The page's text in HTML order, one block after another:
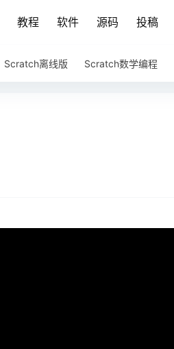
教程 软件 源码 投稿
Scratch离线版 Scratch数学编程